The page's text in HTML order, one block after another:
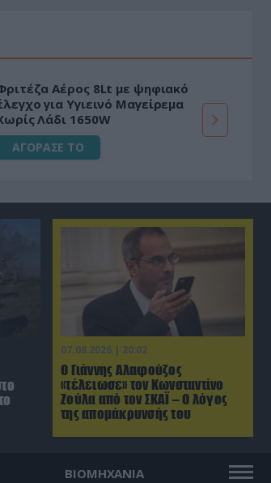
Αέρος 8Lt με ψηφιακό
για Υγιεινό Μαγείρεμα
Λάδι 1650W
ΑΓΟΡΑΣΕ ΤΟ
07.08.2026 | 20:02
Ο Γιάννης Αλαφούζος
«τέλειωσε» τον Κωνσταντίνο
Ζούλα από τον ΣΚΑΪ – Ο λόγος
της απομάκρυνσής του
ΒΙΟΜΗΧΑΝΙΑ